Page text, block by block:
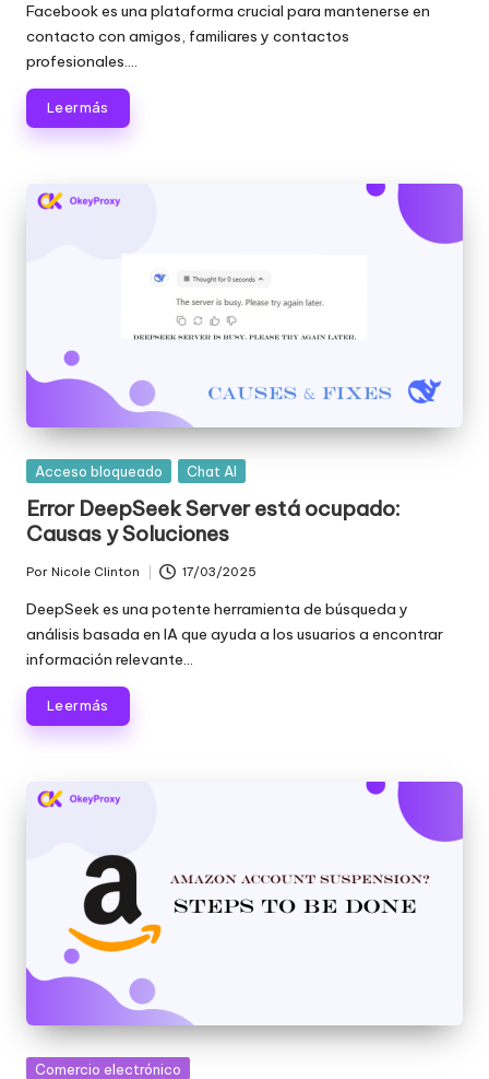
por
Facebook es una plataforma crucial para mantenerse en
contacto con amigos, familiares y contactos
profesionales....
Leer más
Publicada
Acceso bloqueado Chat AI
Error DeepSeek Server está ocupado:
Causas y Soluciones
por
Por Nicole Clinton 17/03/2025
DeepSeek es una potente herramienta de búsqueda y
análisis basada en IA que ayuda a los usuarios a encontrar
información relevante...
Leer más
Publicada
Comercio electrónico